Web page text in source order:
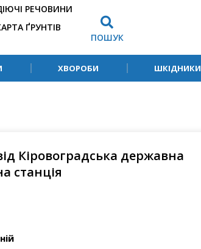
РЕЧОВИНИ
ҐРУНТІВ
ПОШУК
ХВОРОБИ ШКІДНИКИ
Кіровоградська державна
станція